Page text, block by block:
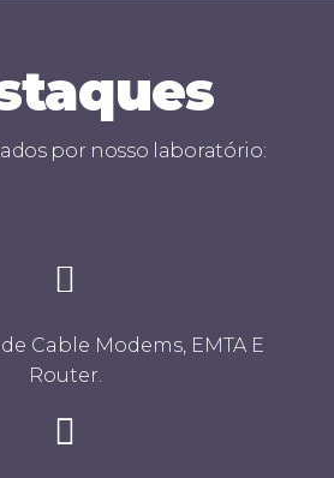
por nosso laboratório:
Cable Modems, EMTA E
Router.